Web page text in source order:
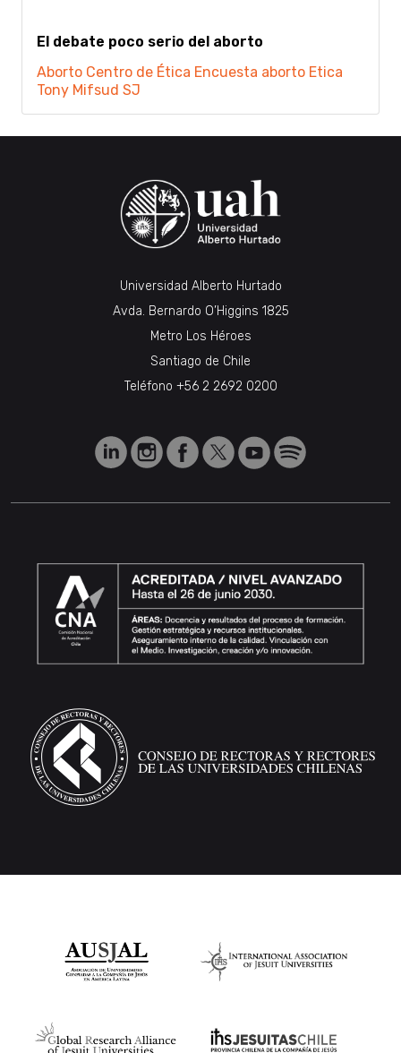
El debate poco serio del aborto
Aborto Centro de Ética Encuesta aborto Etica
Tony Mifsud SJ
Universidad Alberto Hurtado
Avda. Bernardo O’Higgins 1825
Metro Los Héroes
Santiago de Chile
Teléfono +56 2 2692 0200